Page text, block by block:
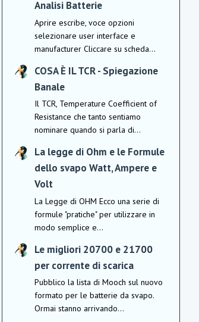
Analisi Batterie
Aprire escribe, voce opzioni
selezionare user interface e
manufacturer Cliccare su scheda...
COSA È IL TCR - Spiegazione
Banale
Il TCR, Temperature Coefficient of
Resistance che tanto sentiamo
nominare quando si parla di...
La legge di Ohm e le Formule
dello svapo Watt, Ampere e
Volt
La Legge di OHM Ecco una serie di
formule "pratiche" per utilizzare in
modo semplice e...
Le migliori 20700 e 21700
per corrente di scarica
Pubblico la lista di Mooch sul nuovo
formato per le batterie da svapo.
Ormai stanno arrivando...